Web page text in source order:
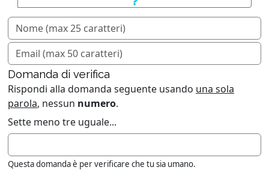
Domanda di verifica
Rispondi alla domanda seguente usando una sola
parola, nessun numero.
Sette meno tre uguale...
Questa domanda è per verificare che tu sia umano.